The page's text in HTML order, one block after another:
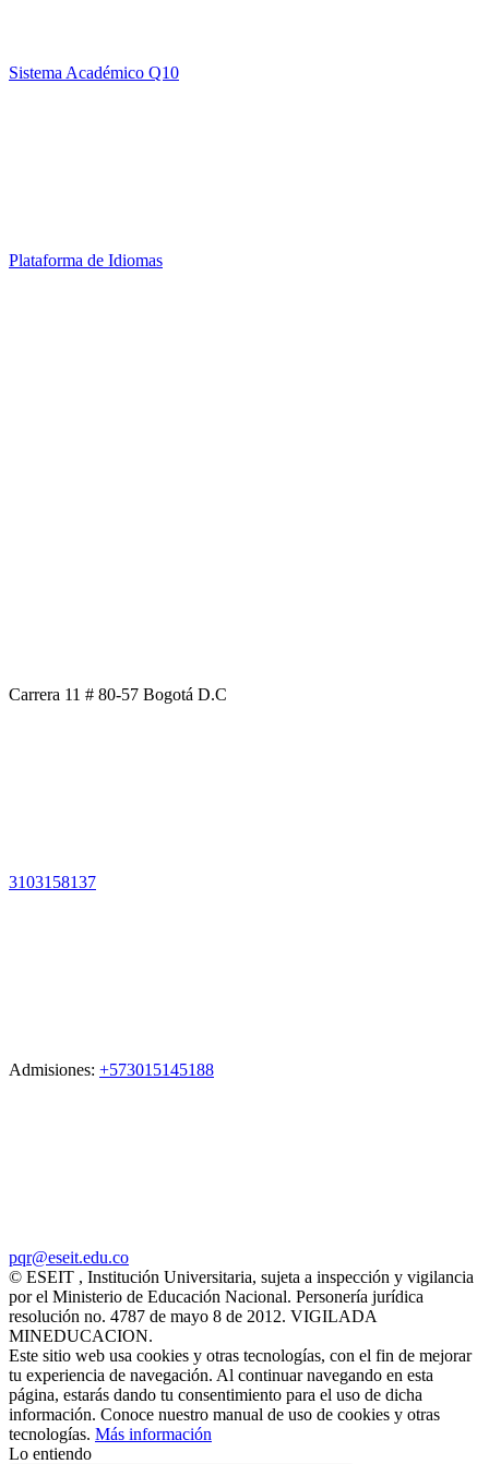
Sistema Académico Q10
Plataforma de Idiomas
Carrera 11 # 80-57 Bogotá D.C
3103158137
Admisiones: +573015145188
pqr@eseit.edu.co
© ESEIT , Institución Universitaria, sujeta a inspección y vigilancia
por el Ministerio de Educación Nacional. Personería jurídica
resolución no. 4787 de mayo 8 de 2012. VIGILADA
MINEDUCACION.
Este sitio web usa cookies y otras tecnologías, con el fin de mejorar
tu experiencia de navegación. Al continuar navegando en esta
página, estarás dando tu consentimiento para el uso de dicha
información. Conoce nuestro manual de uso de cookies y otras
tecnologías. Más información
Lo entiendo